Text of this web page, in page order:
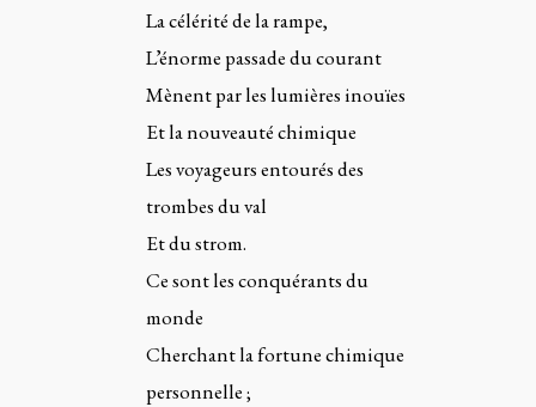
La célérité de la rampe,
L’énorme passade du courant
Mènent par les lumières inouïes
Et la nouveauté chimique
Les voyageurs entourés des
trombes du val
Et du strom.
Ce sont les conquérants du
monde
Cherchant la fortune chimique
personnelle ;